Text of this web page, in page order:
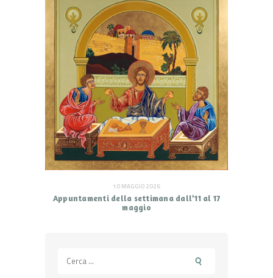
10 MAGGIO 2026
Appuntamenti della settimana dall’11 al 17
maggio
per: